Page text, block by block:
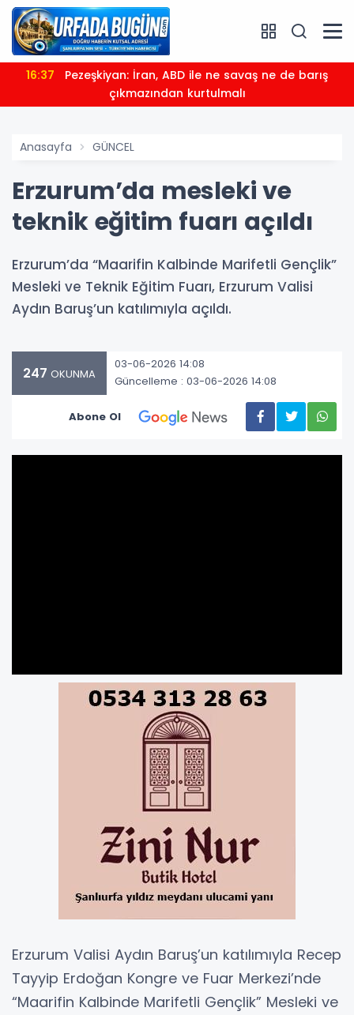
16:37
çıkmazından kurtulmalı
Anasayfa GÜNCEL
Erzurum’da mesleki ve
teknik eğitim fuarı açıldı
Erzurum’da “Maarifin Kalbinde Marifetli Gençlik”
Mesleki ve Teknik Eğitim Fuarı, Erzurum Valisi
Aydın Baruş’un katılımıyla açıldı.
247 OKUNMA
03-06-2026 14:08
Güncelleme : 03-06-2026 14:08
Abone Ol
Erzurum Valisi Aydın Baruş’un katılımıyla Recep
Tayyip Erdoğan Kongre ve Fuar Merkezi’nde
“Maarifin Kalbinde Marifetli Gençlik” Mesleki ve